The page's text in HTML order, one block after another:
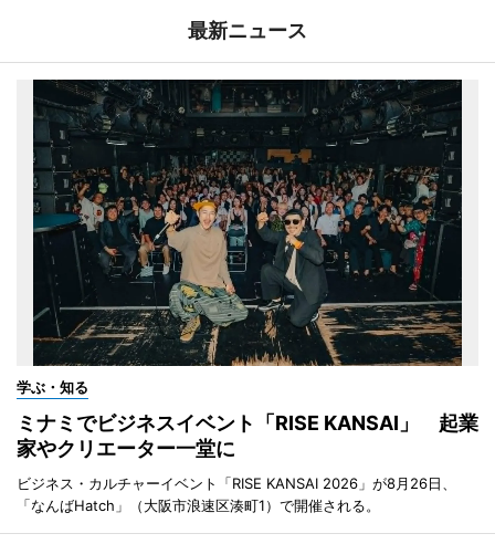
最新ニュース
学ぶ・知る
ミナミでビジネスイベント「RISE KANSAI」 起業
家やクリエーター一堂に
ビジネス・カルチャーイベント「RISE KANSAI 2026」が8月26日、
「なんばHatch」（大阪市浪速区湊町1）で開催される。